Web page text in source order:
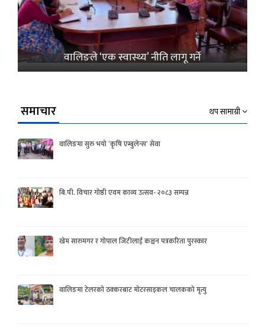
वालिङले ‘एक स्वास्थ्य’ नीति लागू गर्ने
समाचार थप सामाग्री
वालिङमा सुरु भयो ‘कृषि एम्बुलेन्स’ सेवा
बि.पी. विचार गोष्ठी एवम काव्य उत्सव- २०८३ सम्पन्न
खेम सारुमगर र गोपाल जिटीलाई कञ्चन पत्रकरिता पुरस्कार
वालिङमा टेलरको ठक्करबाट मोटरसाइकल चालकको मृत्यु